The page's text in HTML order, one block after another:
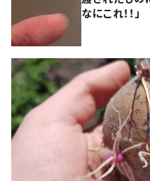
なにこれ！！」